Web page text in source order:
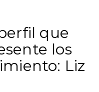
que
los
Liz